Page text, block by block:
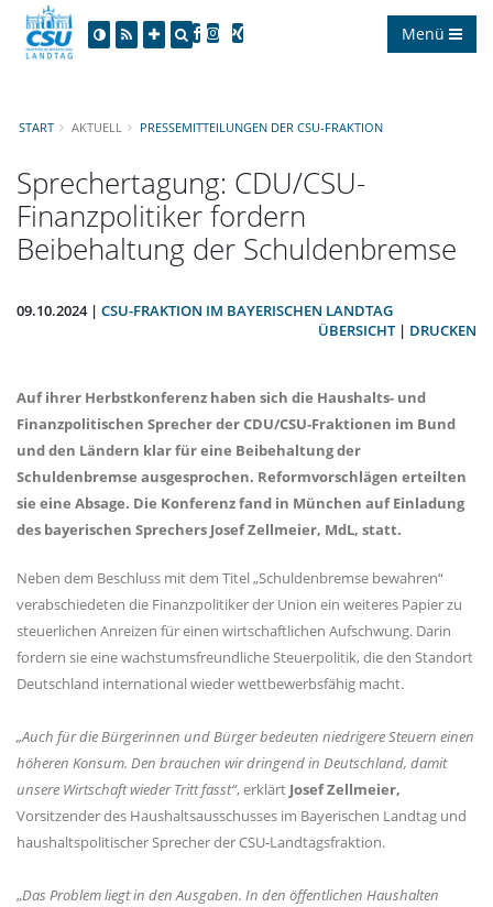
Menü
START AKTUELL PRESSEMITTEILUNGEN DER CSU-FRAKTION
Sprechertagung: CDU/CSU-
Finanzpolitiker fordern
Beibehaltung der Schuldenbremse
09.10.2024 | CSU-FRAKTION IM BAYERISCHEN LANDTAG
ÜBERSICHT| DRUCKEN
Auf ihrer Herbstkonferenz haben sich die Haushalts- und
Finanzpolitischen Sprecher der CDU/CSU-Fraktionen im Bund
und den Ländern klar für eine Beibehaltung der
Schuldenbremse ausgesprochen. Reformvorschlägen erteilten
sie eine Absage. Die Konferenz fand in München auf Einladung
des bayerischen Sprechers Josef Zellmeier, MdL, statt.
Neben dem Beschluss mit dem Titel „Schuldenbremse bewahren“
verabschiedeten die Finanzpolitiker der Union ein weiteres Papier zu
steuerlichen Anreizen für einen wirtschaftlichen Aufschwung. Darin
fordern sie eine wachstumsfreundliche Steuerpolitik, die den Standort
Deutschland international wieder wettbewerbsfähig macht.
Auch für die Bürgerinnen und Bürger bedeuten niedrigere Steuern einen
höheren Konsum. Den brauchen wir dringend in Deutschland, damit
unsere Wirtschaft wieder Tritt fasst“, erklärt Josef Zellmeier,
Vorsitzender des Haushaltsausschusses im Bayerischen Landtag und
haushaltspolitischer Sprecher der CSU-Landtagsfraktion.
Das Problem liegt in den Ausgaben. In den öffentlichen Haushalten